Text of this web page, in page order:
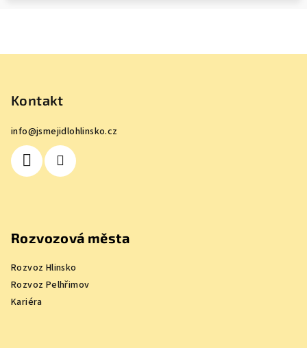
Kontakt
info@jsmejidlohlinsko.cz
Rozvozová města
Rozvoz Hlinsko
Rozvoz Pelhřimov
Kariéra